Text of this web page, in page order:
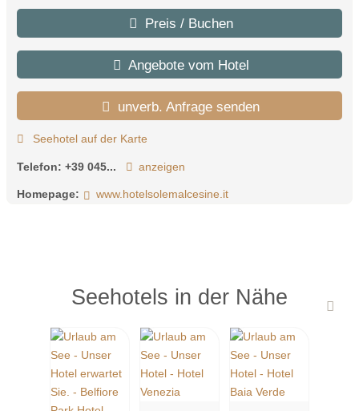
Preis / Buchen
Angebote vom Hotel
unverb. Anfrage senden
Seehotel auf der Karte
Telefon: +39 045... anzeigen
Homepage: www.hotelsolemalcesine.it
Seehotels in der Nähe